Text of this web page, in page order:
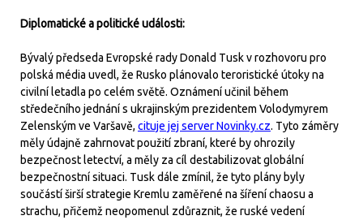
Diplomatické a politické události:
Bývalý předseda Evropské rady Donald Tusk v rozhovoru pro
polská média uvedl, že Rusko plánovalo teroristické útoky na
civilní letadla po celém světě. Oznámení učinil během
středečního jednání s ukrajinským prezidentem Volodymyrem
Zelenským ve Varšavě, cituje jej server Novinky.cz. Tyto záměry
měly údajně zahrnovat použití zbraní, které by ohrozily
bezpečnost letectví, a měly za cíl destabilizovat globální
bezpečnostní situaci. Tusk dále zmínil, že tyto plány byly
součástí širší strategie Kremlu zaměřené na šíření chaosu a
strachu, přičemž neopomenul zdůraznit, že ruské vedení